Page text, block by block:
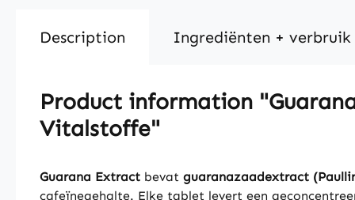
Description Ingrediënten + verbruik
Product information
Vitalstoffe"
Guarana Extract bevat guaranazaadextract
cafeïnegehalte. Elke tablet levert een